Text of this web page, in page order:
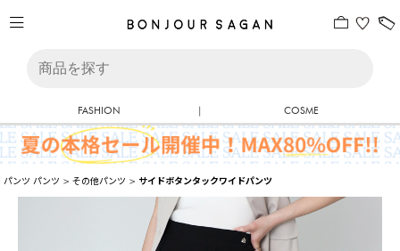
FASHION | COSME
パンツ パンツ >その他パンツ > サイドボタンタックワイドパンツ